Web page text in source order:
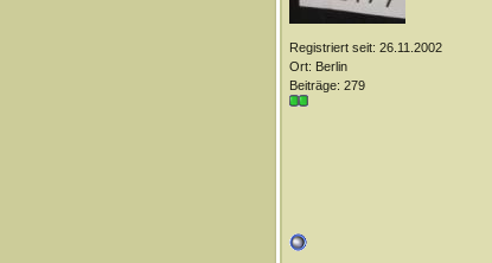
Registriert seit: 26.11.2002
Ort: Berlin
Beiträge: 279